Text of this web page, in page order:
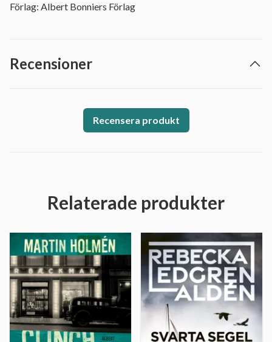
Förlag: Albert Bonniers Förlag
Recensioner
Recensera produkt
Relaterade produkter